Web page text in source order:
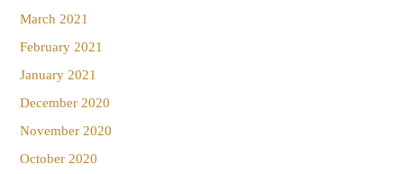
March 2021
February 2021
January 2021
December 2020
November 2020
October 2020